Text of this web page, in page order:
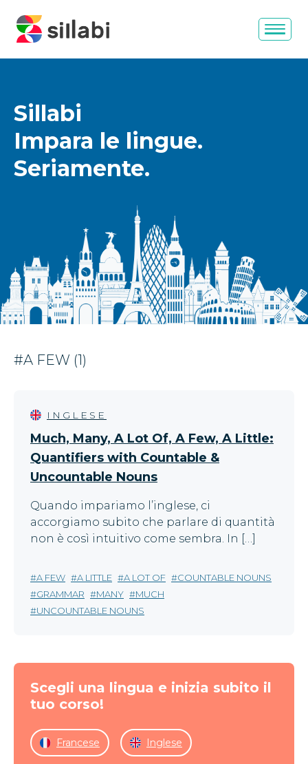
Sillabi
Impara le lingue.
Seriamente.
#A FEW (1)
INGLESE
Much, Many, A Lot Of, A Few, A Little:
Quantifiers with Countable &
Uncountable Nouns
Quando impariamo l’inglese, ci
accorgiamo subito che parlare di quantità
non è così intuitivo come sembra. In […]
A FEW A LITTLE A LOT OF
COUNTABLE NOUNS
GRAMMAR
MANY
MUCH
UNCOUNTABLE NOUNS
Scegli una lingua e inizia subito il
tuo corso!
Francese Inglese